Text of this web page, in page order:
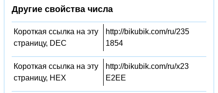
Другие свойства числа
Короткая ссылка на эту
страницу, DEC
http://bikubik.com/ru/235
1854
Короткая ссылка на эту
страницу, HEX
http://bikubik.com/ru/x23
E2EE